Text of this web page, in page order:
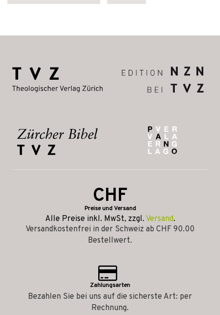
CHF
Preise und Versand
Alle Preise inkl. MwSt, zzgl. Versand.
Versandkostenfrei in der Schweiz ab CHF 90.00
Bestellwert.
Zahlungsarten
Bezahlen Sie bei uns auf die sicherste Art: per
Rechnung.